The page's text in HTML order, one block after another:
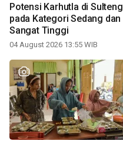
Potensi Karhutla di Sulteng
pada Kategori Sedang dan
Sangat Tinggi
04 August 2026 13:55 WIB